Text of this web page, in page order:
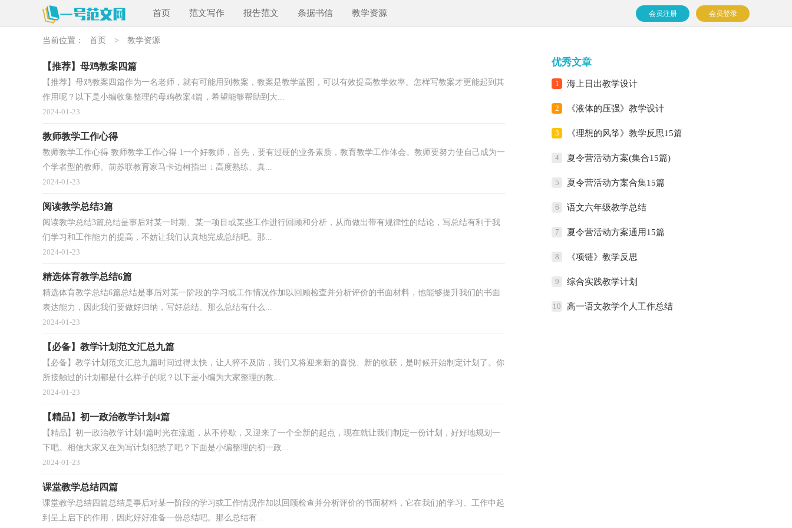
首页 范文写作 报告范文 条据书信 教学资源 会员登录
会员注册
当前位置： 首页 > 教学资源
【推荐】母鸡教案四篇
【推荐】母鸡教案四篇作为一名老师，就有可能用到教案，教案是教学蓝图，可以有效提高教学效率。怎样写教案才更能起到其
作用呢？以下是小编收集整理的母鸡教案4篇，希望能够帮助到大...
2024-01-23
教师教学工作心得
教师教学工作心得 教师教学工作心得 1一个好教师，首先，要有过硬的业务素质，教育教学工作体会。教师要努力使自己成为一
个学者型的教师。前苏联教育家马卡边柯指出：高度熟练、真...
2024-01-23
阅读教学总结3篇
阅读教学总结3篇总结是事后对某一时期、某一项目或某些工作进行回顾和分析，从而做出带有规律性的结论，写总结有利于我
们学习和工作能力的提高，不妨让我们认真地完成总结吧。那...
2024-01-23
精选体育教学总结6篇
精选体育教学总结6篇总结是事后对某一阶段的学习或工作情况作加以回顾检查并分析评价的书面材料，他能够提升我们的书面
表达能力，因此我们要做好归纳，写好总结。那么总结有什么...
2024-01-23
【必备】教学计划范文汇总九篇
【必备】教学计划范文汇总九篇时间过得太快，让人猝不及防，我们又将迎来新的喜悦、新的收获，是时候开始制定计划了。你
所接触过的计划都是什么样子的呢？以下是小编为大家整理的教...
2024-01-23
【精品】初一政治教学计划4篇
【精品】初一政治教学计划4篇时光在流逝，从不停歇，又迎来了一个全新的起点，现在就让我们制定一份计划，好好地规划一
下吧。相信大家又在为写计划犯愁了吧？下面是小编整理的初一政...
2024-01-23
课堂教学总结四篇
课堂教学总结四篇总结是事后对某一阶段的学习或工作情况作加以回顾检查并分析评价的书面材料，它在我们的学习、工作中起
到呈上启下的作用，因此好好准备一份总结吧。那么总结有...
优秀文章
1 海上日出教学设计
2 《液体的压强》教学设计
3 《理想的风筝》教学反思15篇
4 夏令营活动方案(集合15篇)
5 夏令营活动方案合集15篇
6 语文六年级教学总结
7 夏令营活动方案通用15篇
8 《项链》教学反思
9 综合实践教学计划
10 高一语文教学个人工作总结